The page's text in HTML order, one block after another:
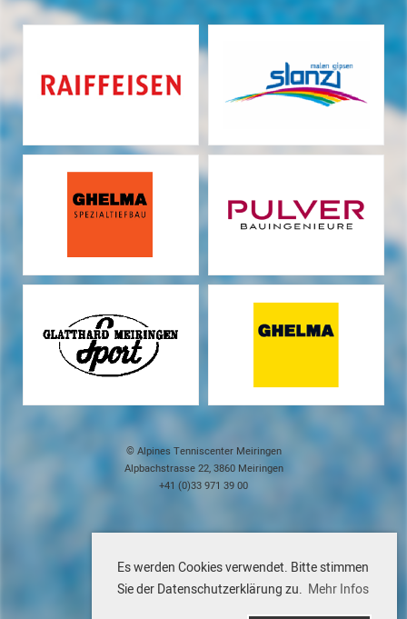
Es werden Cookies verwendet. Bitte stimmen
Sie der Datenschutzerklärung zu. Mehr Infos
© Alpines Tenniscenter Meiringen
Alpbachstrasse 22, 3860 Meiringen
+41 (0)33 971 39 00
Datenschutz
Kontakt